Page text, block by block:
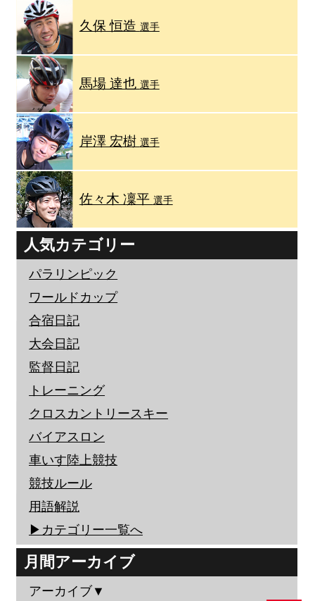
久保 恒造 選手
馬場 達也 選手
岸澤 宏樹 選手
佐々木 凜平 選手
人気カテゴリー
パラリンピック
ワールドカップ
合宿日記
大会日記
監督日記
トレーニング
クロスカントリースキー
バイアスロン
車いす陸上競技
競技ルール
用語解説
▶︎カテゴリー一覧へ
月間アーカイブ
アーカイブ▼